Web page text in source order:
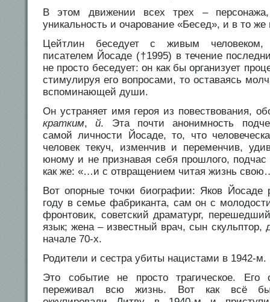
В этом движении всех трех –
уникальность и очарование «Бесед», и в то же
Цейтлин беседует с живым человеком,
писателем Йосаде (†1995) в течение
не просто беседует: он как бы организует
стимулируя его вопросами, то оставаясь
вспоминающей души.
Он устраняет имя героя из повествования,
кратким,й. Эта почти анонимность
самой личности Йосаде, то, что
человек текуч, изменчив и переменчив,
юному и не признавая себя прошлого,
как же: «…и с отвращением читая жизнь
Вот опорные точки биографии: Яков Йосаде
году в семье фабриканта, сам он с
фронтовик, советский драматург,
язык; жена – известный врач, сын скульптор,
начале 70-х.
Родители и сестра убиты нацистами в 1942-м.
Это событие не просто трагическое. Его
переживал всю жизнь. Вот как всё